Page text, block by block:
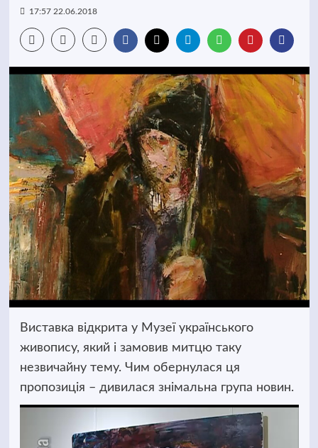
17:57 22.06.2018
Виставка відкрита у Музеї українського
живопису, який і замовив митцю таку
незвичайну тему. Чим обернулася ця
пропозиція – дивилася знімальна група новин.